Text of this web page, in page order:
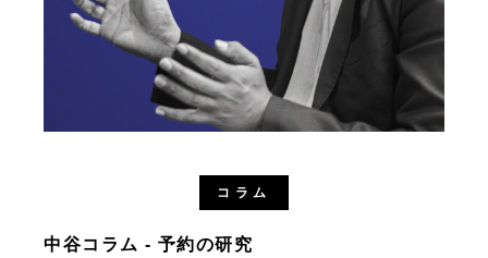
コラム
中谷コラム - 予約の研究